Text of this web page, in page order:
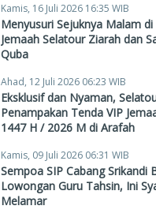
Mulai Rp38,4
Kamis, 16 Juli 2026 16:35 WIB
Menyusuri Sejuknya Malam
Jemaah Selatour Ziarah dan
Quba
Ahad, 12 Juli 2026 06:23 WIB
Eksklusif dan Nyaman,
Penampakan Tenda VIP
1447 H / 2026 M di Arafah
Kamis, 09 Juli 2026 06:31 WIB
Sempoa SIP Cabang Srikandi
Lowongan Guru Tahsin, Ini
Melamar